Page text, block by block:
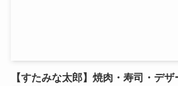
【すたみな太郎】焼肉・寿司・デ